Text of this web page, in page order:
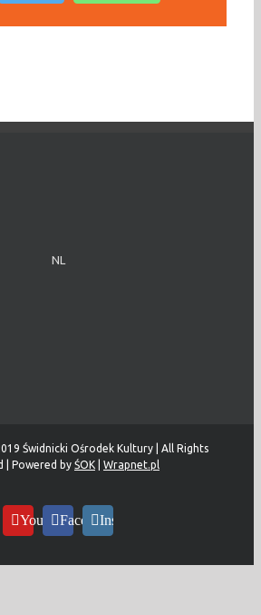
NL
Świdnicki Ośrodek Kultury | All Rights
| Powered by ŚOK Wrapnet.pl
YouTubeFacebookInstagram